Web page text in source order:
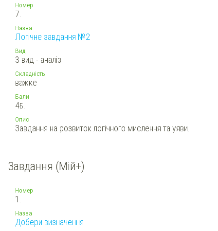
Номер
7.
Назва
Логічне завдання №2
Вид
3 вид - аналіз
Складність
важке
Бали
4Б.
Опис
Завдання на розвиток логічного мислення та уяви.
Завдання (Мій+)
Номер
1.
Назва
Добери визначення